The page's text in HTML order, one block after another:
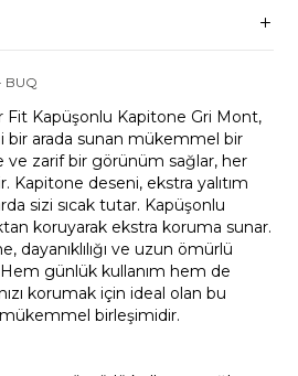
BUQ
Fit Kapüşonlu Kapitone Gri Mont,
bir arada sunan mükemmel bir
ve zarif bir görünüm sağlar, her
Kapitone deseni, ekstra yalıtım
sizi sıcak tutar. Kapüşonlu
koruyarak ekstra koruma sunar.
dayanıklılığı ve uzun ömürlü
Hem günlük kullanım hem de
korumak için ideal olan bu
birleşimidir.